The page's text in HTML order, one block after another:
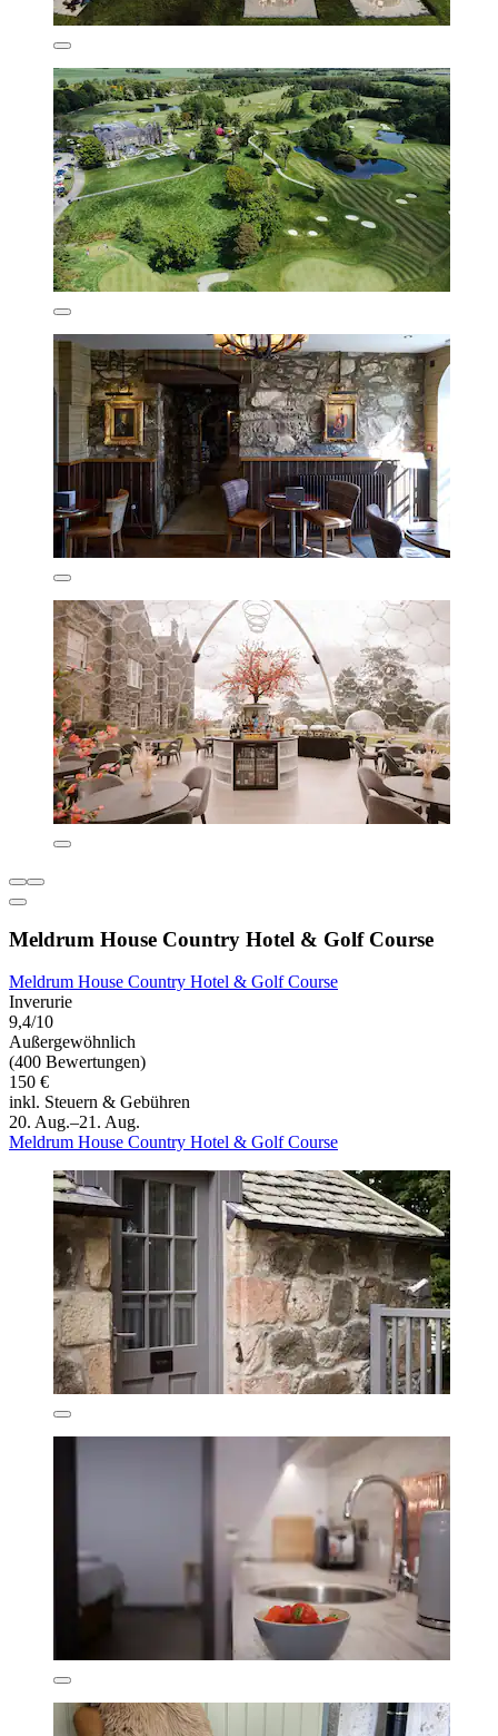
Meldrum House Country Hotel & Golf Course
Meldrum House Country Hotel & Golf Course
Inverurie
9,4/10
Außergewöhnlich
(400 Bewertungen)
150 €
inkl. Steuern & Gebühren
20. Aug.–21. Aug.
Meldrum House Country Hotel & Golf Course